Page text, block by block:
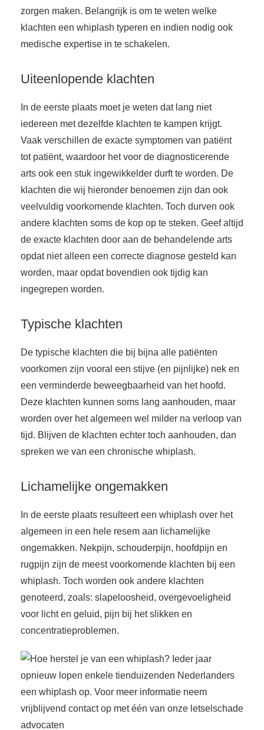
zorgen maken. Belangrijk is om te weten welke
klachten een whiplash typeren en indien nodig ook
medische expertise in te schakelen.
Uiteenlopende klachten
In de eerste plaats moet je weten dat lang niet
iedereen met dezelfde klachten te kampen krijgt.
Vaak verschillen de exacte symptomen van patiënt
tot patiënt, waardoor het voor de diagnosticerende
arts ook een stuk ingewikkelder durft te worden. De
klachten die wij hieronder benoemen zijn dan ook
veelvuldig voorkomende klachten. Toch durven ook
andere klachten soms de kop op te steken. Geef altijd
de exacte klachten door aan de behandelende arts
opdat niet alleen een correcte diagnose gesteld kan
worden, maar opdat bovendien ook tijdig kan
ingegrepen worden.
Typische klachten
De typische klachten die bij bijna alle patiënten
voorkomen zijn vooral een stijve (en pijnlijke) nek en
een verminderde beweegbaarheid van het hoofd.
Deze klachten kunnen soms lang aanhouden, maar
worden over het algemeen wel milder na verloop van
tijd. Blijven de klachten echter toch aanhouden, dan
spreken we van een chronische whiplash.
Lichamelijke ongemakken
In de eerste plaats resulteert een whiplash over het
algemeen in een hele resem aan lichamelijke
ongemakken. Nekpijn, schouderpijn, hoofdpijn en
rugpijn zijn de meest voorkomende klachten bij een
whiplash. Toch worden ook andere klachten
genoteerd, zoals: slapeloosheid, overgevoeligheid
voor licht en geluid, pijn bij het slikken en
concentratieproblemen.